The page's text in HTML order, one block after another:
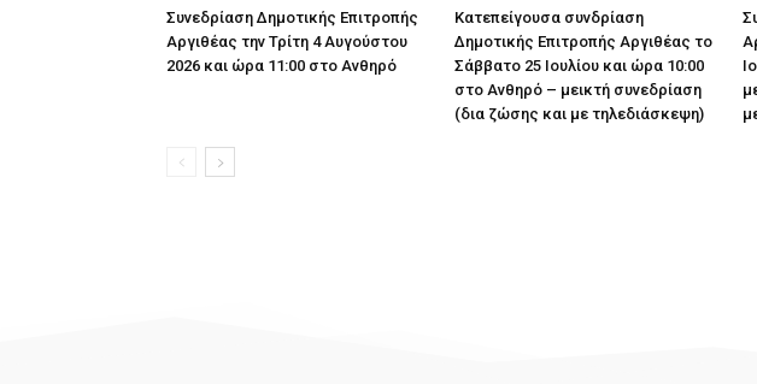
Συνεδρίαση Δημοτικής Επιτροπής
Αργιθέας την Τρίτη 4 Αυγούστου
2026 και ώρα 11:00 στο Ανθηρό
Κατεπείγουσα συνδρίαση
Δημοτικής Επιτροπής Αργιθέας το
Σάββατο 25 Ιουλίου και ώρα 10:00
στο Ανθηρό – μεικτή συνεδρίαση
(δια ζώσης και με τηλεδιάσκεψη)